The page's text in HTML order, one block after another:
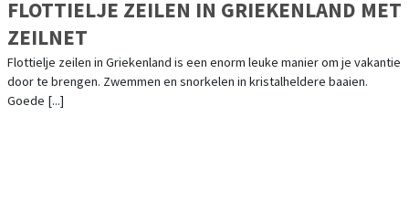
FLOTTIELJE ZEILEN IN GRIEKENLAND MET
ZEILNET
Flottielje zeilen in Griekenland is een enorm leuke manier om je vakantie
door te brengen. Zwemmen en snorkelen in kristalheldere baaien.
Goede [...]